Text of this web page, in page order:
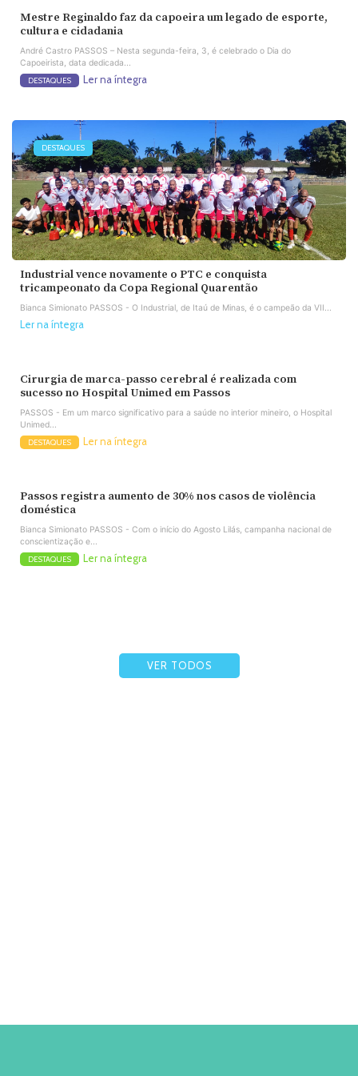
Mestre Reginaldo faz da capoeira um legado de esporte,
cultura e cidadania
André Castro PASSOS – Nesta segunda-feira, 3, é celebrado o Dia do
Capoeirista, data dedicada...
DESTAQUES Ler na íntegra
DESTAQUES
Industrial vence novamente o PTC e conquista
tricampeonato da Copa Regional Quarentão
Bianca Simionato PASSOS - O Industrial, de Itaú de Minas, é o campeão da VII...
Ler na íntegra
Cirurgia de marca-passo cerebral é realizada com
sucesso no Hospital Unimed em Passos
PASSOS - Em um marco significativo para a saúde no interior mineiro, o Hospital
Unimed...
DESTAQUES Ler na íntegra
Passos registra aumento de 30% nos casos de violência
doméstica
Bianca Simionato PASSOS - Com o início do Agosto Lilás, campanha nacional de
conscientização e...
DESTAQUES Ler na íntegra
VER TODOS